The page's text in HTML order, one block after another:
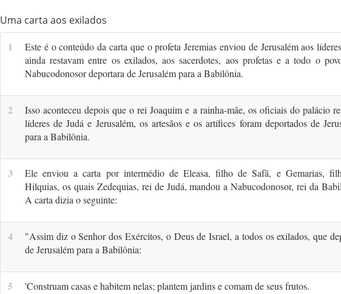
Uma carta aos exilados
1
Este é o conteúdo da carta que o profeta Jeremias enviou de Jerusalém aos
ainda restavam entre os exilados, aos sacer­dotes, aos profetas e a todo o
Nabuco­donosor deportara de Jerusalém para a Babilônia.
2
Isso aconteceu depois que o rei Joaquim e a rainha-mãe, os oficiais do palácio
líderes de Judá e Jerusalém, os artesãos e os artífices foram deportados de
para a Babilônia.
3
Ele enviou a carta por intermé­dio de Eleasa, filho de Safã, e Gemarias,
Hilquias, os quais Zedequias, rei de Judá, man­dou a Nabucodonosor, rei da
A carta dizia o seguinte:
4
"Assim diz o Senhor dos Exércitos, o Deus de Israel, a todos os exilados, que
de Jerusalém para a Babilônia:
5 'Cons­truam casas e habitem nelas; plantem jardins e comam de seus frutos.